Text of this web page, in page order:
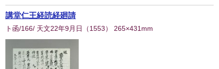
講堂仁王経読経廻請
ト函/166/ 天文22年9月日 （1553） 265×431mm